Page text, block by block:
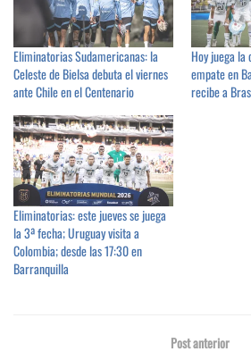
Eliminatorias Sudamericanas: la
Celeste de Bielsa debuta el viernes
ante Chile en el Centenario
Hoy juega la
empate en
recibe a
Eliminatorias: este jueves se juega
la 3ª fecha; Uruguay visita a
Colombia; desde las 17:30 en
Barranquilla
Post anterior